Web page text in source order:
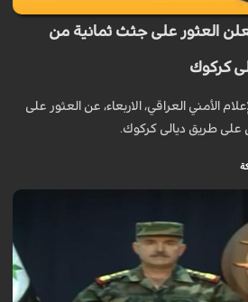
يعلن العثور على جثث ثمانية من
كركوك
الأمني العراقي، الاربعاء، عن العثور على
طريق ديالى كركوك.